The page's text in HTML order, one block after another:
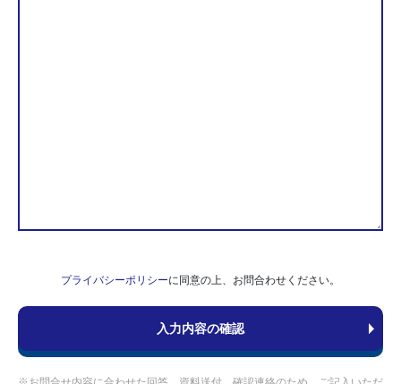
プライバシーポリシーに同意の上、お問合わせください。